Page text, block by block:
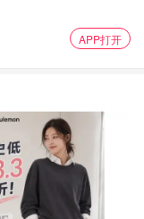
APP打开